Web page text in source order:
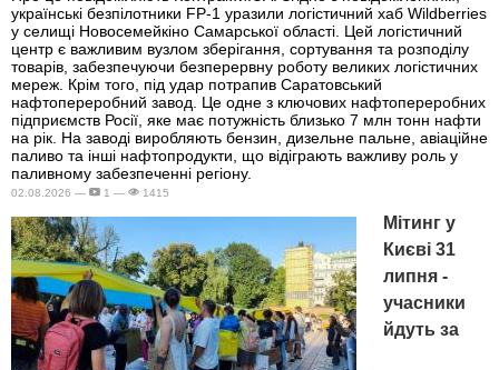
українські безпілотники FP-1 уразили логістичний хаб Wildberries
у селищі Новосемейкіно Самарської області. Цей логістичний
центр є важливим вузлом зберігання, сортування та розподілу
товарів, забезпечуючи безперервну роботу великих логістичних
мереж. Крім того, під удар потрапив Саратовський
нафтопереробний завод. Це одне з ключових нафтопереробних
підприємств Росії, яке має потужність близько 7 млн тонн нафти
на рік. На заводі виробляють бензин, дизельне пальне, авіаційне
паливо та інші нафтопродукти, що відіграють важливу роль у
паливному забезпеченні регіону.
02.08.2026 — 1 — 1415
Мітинг у
Києві 31
липня -
учасники
йдуть за